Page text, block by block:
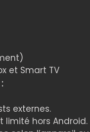
et Smart TV
externes.
limité hors Android.